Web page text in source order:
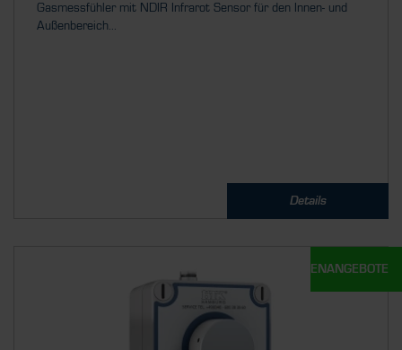
Gasmessfühler mit NDIR Infrarot Sensor für den Innen- und
Außenbereich...
Details
UNSERE STELLENANGEBOTE